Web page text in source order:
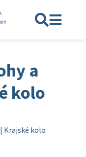
a
kolo
Krajské kolo